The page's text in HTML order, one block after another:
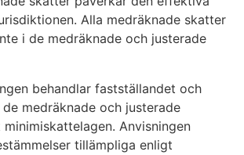
Alla medräknade skatter
i de medräknade och justerade
behandlar fastställandet och
medräknade och justerade
Anvisningen
tillämpliga enligt